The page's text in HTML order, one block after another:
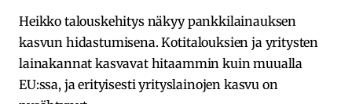
Heikko talouskehitys näkyy pankkilainauksen
kasvun hidastumisena. Kotitalouksien ja yritysten
lainakannat kasvavat hitaammin kuin muualla
EU:ssa, ja erityisesti yrityslainojen kasvu on